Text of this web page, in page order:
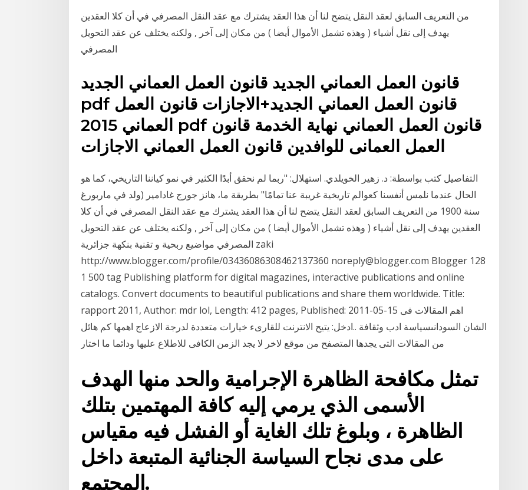
من التعريف السابق لعقد النقل يتضح لنا أن هذا العقد يشترك مع عقد النقل المصرفي في أن كلا العقدين
يهدف إلى نقل أشياء ( وهذه تشمل الأموال أيضا ) من مكان إلى آخر , ولكنه يختلف عن عقد التحويل
المصرفي
قانون العمل العماني الجديد قانون العمل العماني الجديد
pdf قانون العمل العماني الجديد+الاجازات قانون العمل
العماني 2015 pdf قانون العمل العماني نهاية الخدمة قانون
العمل العمانى للوافدين قانون العمل العماني الاجازات
التفاصيل كتب بواسطة: د. زهير الخويلدي. استهلال: "ربما لم نحقق أبدًا الكثير في نمو كياننا التاريخي، كما هو
الحال عندما نلمس أنفسنا كعوالم تاريخية غريبة عنا تمامًا" بطريقة ما، هانز جورج غادامير (ولد في ماربورغ
سنة 1900 من التعريف السابق لعقد النقل يتضح لنا أن هذا العقد يشترك مع عقد النقل المصرفي في أن كلا
العقدين يهدف إلى نقل أشياء ( وهذه تشمل الأموال أيضا ) من مكان إلى آخر , ولكنه يختلف عن عقد التحويل
المصرفي مواضيع ربحية و تقنية بنكهة جزائرية zaki
http://www.blogger.com/profile/03436086308462137360 noreply@blogger.com Blogger 128
1 500 tag Publishing platform for digital magazines, interactive publications and online
catalogs. Convert documents to beautiful publications and share them worldwide. Title:
rapport 2011, Author: mdr lol, Length: 412 pages, Published: 2011-05-15 اهم المقالات فى
الشان السودانىسياسة ادب وثقافة ..ادخل: يتيح الانترنت للقارىء خيارات متعددة لدرجة الازعاج اهمها كم هائل
من المقالات التى يجدها المتصفح من موقع لاخر لا يجد الزمن الكافى للاطلاع عليها ودائما ما اختار
تمثل مكافحة الظاهرة الإجرامية والحد منها الهدف
الأسمى الذي يرمي إليه كافة المهتمين بتلك
الظاهرة ، وبلوغ تلك الغاية أو الفشل فيه مقياس
على مدى نجاح السياسة الجنائية المتبعة داخل
المجتمع.